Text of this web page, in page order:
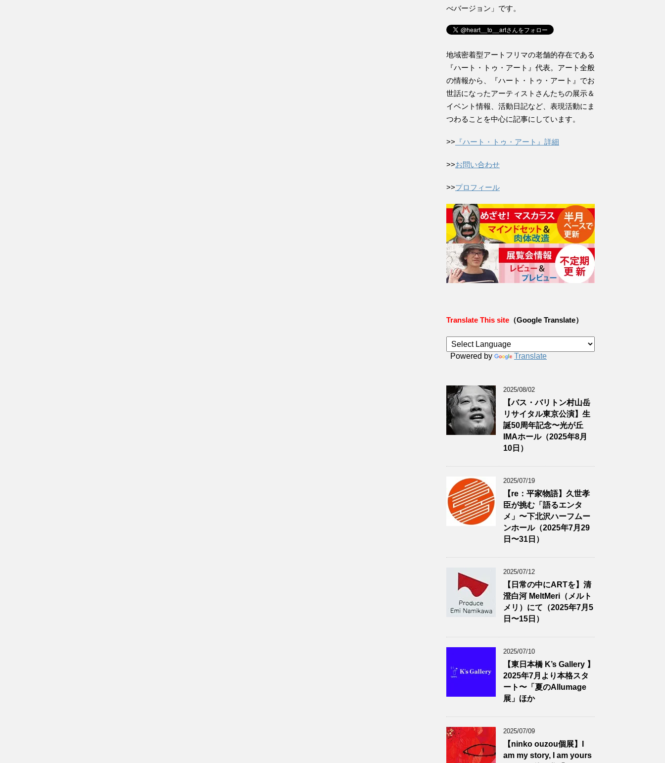
べバージョン」です。
地域密着型アートフリマの老舗的存在である
『ハート・トゥ・アート』代表。アート全般
の情報から、『ハート・トゥ・アート』でお
世話になったアーティストさんたちの展示＆
イベント情報、活動日記など、表現活動にま
つわることを中心に記事にしています。
>> 『ハート・トゥ・アート』詳細
>>お問い合わせ
>>プロフィール
Translate This site （Google Translate）
Powered by Translate
2025/08/02
【バス・バリトン村山岳
リサイタル東京公演】生
誕50周年記念〜光が丘
IMAホール（2025年8月
10日）
2025/07/19
【re：平家物語】久世孝
臣が挑む「語るエンタ
メ」〜下北沢ハーフムー
ンホール（2025年7月29
日〜31日）
2025/07/12
【日常の中にARTを】清
澄白河 MeltMeri（メルト
メリ）にて（2025年7月5
日〜15日）
2025/07/10
【東日本橋 K’s Gallery 】
2025年7月より本格スタ
ート〜「夏のAllumage
展」ほか
2025/07/09
【ninko ouzou個展】I
am my story, I am yours